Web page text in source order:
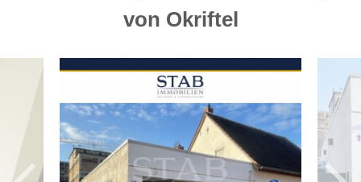
von Okriftel